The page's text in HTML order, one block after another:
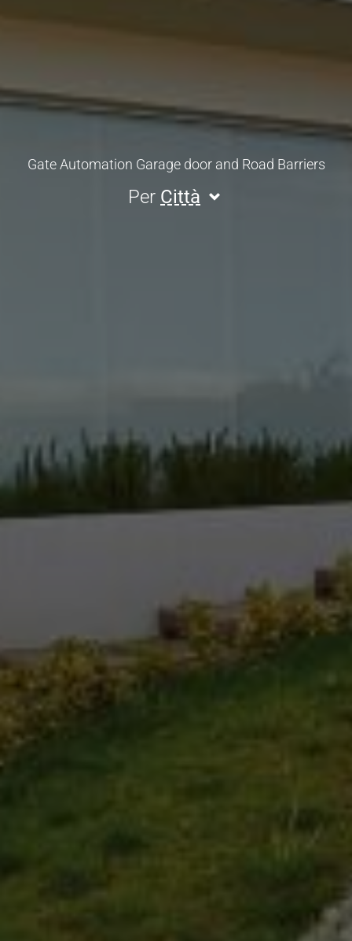
Gate Automation Garage door and Road Barriers
Per Città